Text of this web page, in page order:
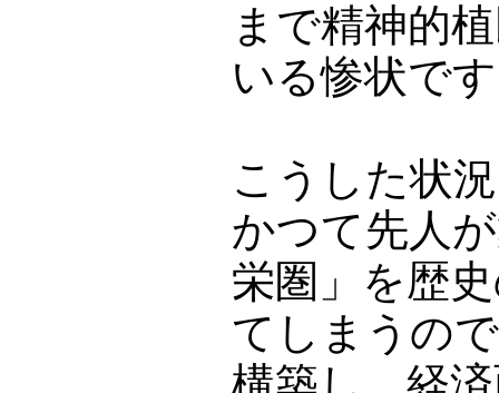
まで精神的
いる惨状で
こうした状
かつて先人
栄圏」を歴
てしまうの